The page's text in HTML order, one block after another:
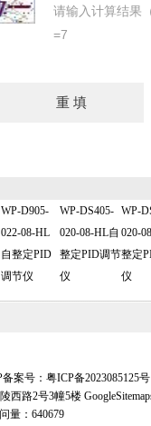
请输入计算结果
=7
WP-D905-
022-08-HL
自整定PID
调节仪
WP-DS405-
020-08-HL自
整定PID调节
仪
WP-
020-
整定
仪
案号： 粤ICP备2023085125号
西路2号3幢5楼
量：640679